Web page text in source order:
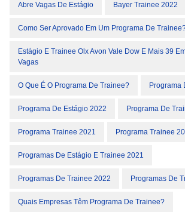
Abre Vagas De Estágio Bayer Trainee 2022
Como Ser Aprovado Em Um Programa De
Estágio E Trainee Olx Avon Vale Dow E Mais 39
Vagas
O Que É O Programa De Trainee? Programa
Programa De Estágio 2022 Programa De
Programa Trainee 2021 Programa Trainee
Programas De Estágio E Trainee 2021
Programas De Trainee 2022 Programas De
Quais Empresas Têm Programa De Trainee?